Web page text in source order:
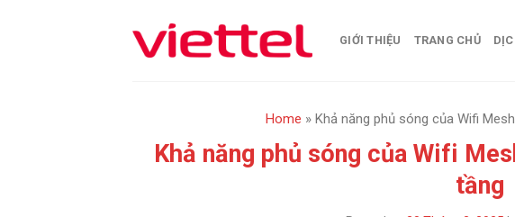
GIỚI THIỆU TRANG CHỦ
Home »Khả năng phủ sóng của Wifi
Khả năng phủ sóng của Wifi
tầng